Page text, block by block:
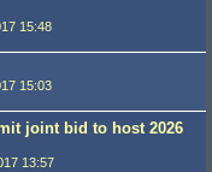
15:48
15:03
joint bid to host 2026
13:57